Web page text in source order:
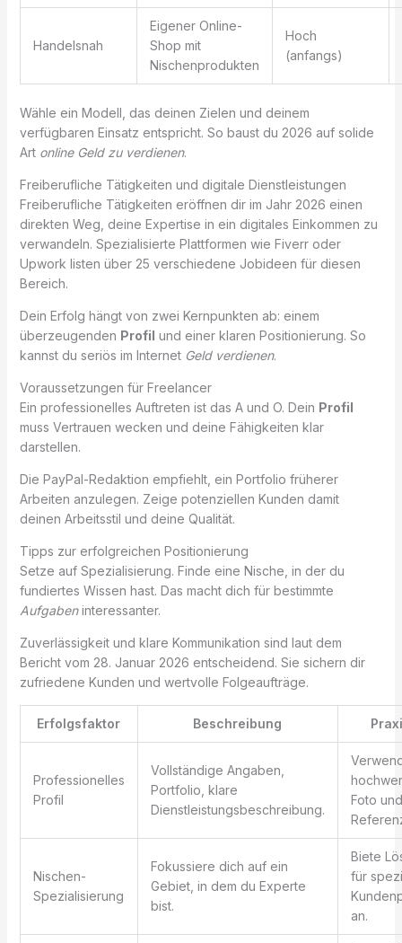
Handelsnah
Eigener Online-
Shop mit
Nischenprodukten
Hoch
(anfangs)
Wähle ein Modell, das deinen Zielen und deinem
verfügbaren Einsatz entspricht. So baust du 2026 auf solide
Art online Geld zu verdienen.
Freiberufliche Tätigkeiten und digitale Dienstleistungen
Freiberufliche Tätigkeiten eröffnen dir im Jahr 2026 einen
direkten Weg, deine Expertise in ein digitales Einkommen zu
verwandeln. Spezialisierte Plattformen wie Fiverr oder
Upwork listen über 25 verschiedene Jobideen für diesen
Bereich.
Dein Erfolg hängt von zwei Kernpunkten ab: einem
überzeugenden Profil und einer klaren Positionierung. So
kannst du seriös im Internet Geld verdienen.
Voraussetzungen für Freelancer
Ein professionelles Auftreten ist das A und O. Dein Profil
muss Vertrauen wecken und deine Fähigkeiten klar
darstellen.
Die PayPal-Redaktion empfiehlt, ein Portfolio früherer
Arbeiten anzulegen. Zeige potenziellen Kunden damit
deinen Arbeitsstil und deine Qualität.
Tipps zur erfolgreichen Positionierung
Setze auf Spezialisierung. Finde eine Nische, in der du
fundiertes Wissen hast. Das macht dich für bestimmte
Aufgabeninteressanter.
Zuverlässigkeit und klare Kommunikation sind laut dem
Bericht vom 28. Januar 2026 entscheidend. Sie sichern dir
zufriedene Kunden und wertvolle Folgeaufträge.
Erfolgsfaktor Beschreibung
Professionelles
Profil
Vollständige Angaben,
Portfolio, klare
Dienstleistungsbeschreibung.
Foto
Nischen-
Spezialisierung
Fokussiere dich auf ein
Gebiet, in dem du Experte
bist.
Biete
für
an.